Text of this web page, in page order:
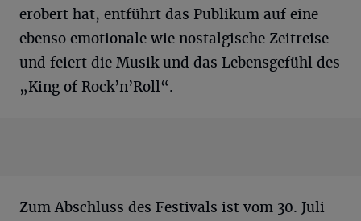
erobert hat, entführt das Publikum auf eine
ebenso emotionale wie nostalgische Zeitreise
und feiert die Musik und das Lebensgefühl des
„King of Rock’n’Roll“.
Zum Abschluss des Festivals ist vom 30. Juli